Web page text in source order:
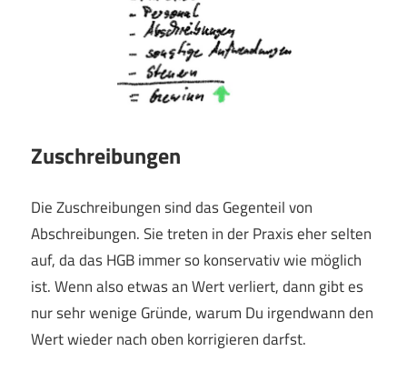
Zuschreibungen
Die Zuschreibungen sind das Gegenteil von
Abschreibungen. Sie treten in der Praxis eher selten
auf, da das HGB immer so konservativ wie möglich
ist. Wenn also etwas an Wert verliert, dann gibt es
nur sehr wenige Gründe, warum Du irgendwann den
Wert wieder nach oben korrigieren darfst.